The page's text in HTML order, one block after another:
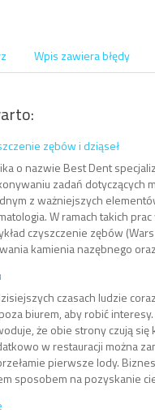
Wpis zawiera błędy
zębów i dziąseł
o nazwie Best Dent
zadań dotyczących
z ważniejszych
W ramach takich
czyszczenie zębów
kamienia nazębnego
czasach ludzie
biurem, aby robić
że obie strony czują
w restauracji można
pierwsze lody.
sposobem na pozyskanie